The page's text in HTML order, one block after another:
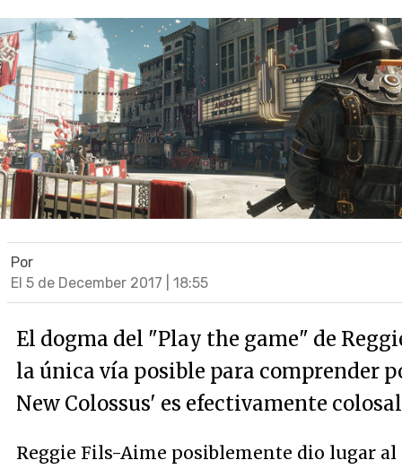
Por
El 5 de December 2017 | 18:55
El dogma del "Play the game" de
la única vía posible para comprender
New Colossus' es efectivamente
Reggie Fils-Aime posiblemente dio lugar